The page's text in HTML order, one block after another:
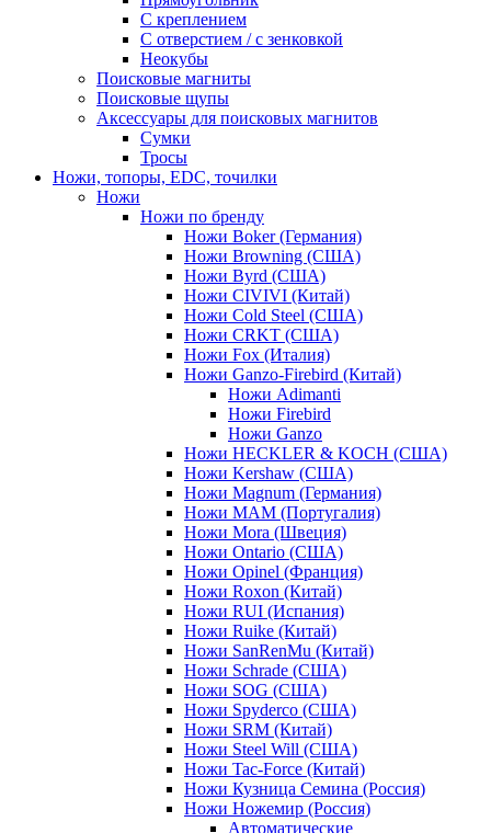
С креплением
С отверстием / с зенковкой
Неокубы
Поисковые магниты
Поисковые щупы
Аксессуары для поисковых магнитов
Сумки
Тросы
Ножи, топоры, EDC, точилки
Ножи
Ножи по бренду
Ножи Boker (Германия)
Ножи Browning (США)
Ножи Byrd (США)
Ножи CIVIVI (Китай)
Ножи Cold Steel (США)
Ножи CRKT (США)
Ножи Fox (Италия)
Ножи Ganzo-Firebird (Китай)
Ножи Adimanti
Ножи Firebird
Ножи Ganzo
Ножи HECKLER & KOCH (США)
Ножи Kershaw (США)
Ножи Magnum (Германия)
Ножи MAM (Португалия)
Ножи Mora (Швеция)
Ножи Ontario (США)
Ножи Opinel (Франция)
Ножи Roxon (Китай)
Ножи RUI (Испания)
Ножи Ruike (Китай)
Ножи SanRenMu (Китай)
Ножи Schrade (США)
Ножи SOG (США)
Ножи Spyderco (США)
Ножи SRM (Китай)
Ножи Steel Will (США)
Ножи Tac-Force (Китай)
Ножи Кузница Семина (Россия)
Ножи Ножемир (Россия)
Автоматические